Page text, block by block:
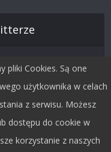
pliki Cookies. Są one
użytkownika w celach
z serwisu. Możesz
dostępu do cookie w
korzystanie z naszych